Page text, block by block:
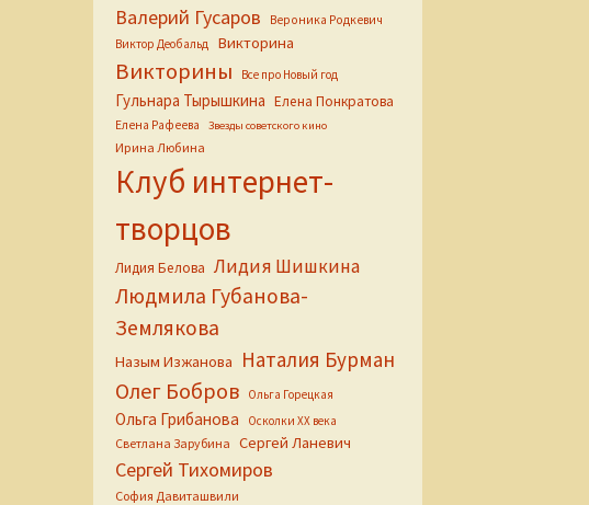
Валерий Гусаров
Вероника Родкевич
Виктор Деобальд
Викторина
Викторины Все про Новый год
Гульнара Тырышкина Елена Понкратова
Елена Рафеева Звезды советского кино
Ирина Любина
Клуб интернет-
творцов
Лидия Белова Лидия Шишкина
Людмила Губанова-
Землякова
Назым Изжанова Наталия Бурман
Олег Бобров Ольга Горецкая
Ольга Грибанова Осколки ХХ века
Светлана Зарубина Сергей Ланевич
Сергей Тихомиров
София Давиташвили